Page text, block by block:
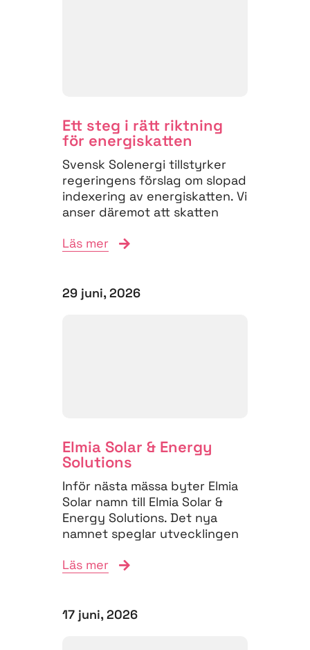
Ett steg i rätt riktning
för energiskatten
Svensk Solenergi tillstyrker
regeringens förslag om slopad
indexering av energiskatten. Vi
anser däremot att skatten
att...
Läs mer
29 juni, 2026
Elmia Solar & Energy
Solutions
Inför nästa mässa byter Elmia
Solar namn till Elmia Solar &
Energy Solutions. Det nya
namnet speglar utvecklingen
Läs mer
17 juni, 2026